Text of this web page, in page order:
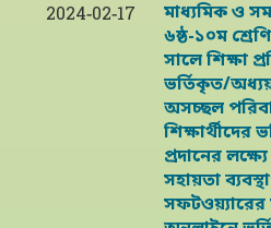
2024-02-17
মাধ্যমিক ও
৬ষ্ঠ-১০ম
সালে শিক্ষা
ভর্তিকৃত/
অসচ্ছল
শিক্ষার্থীদের
প্রদানের
সহায়তা
সফটওয়্যারের